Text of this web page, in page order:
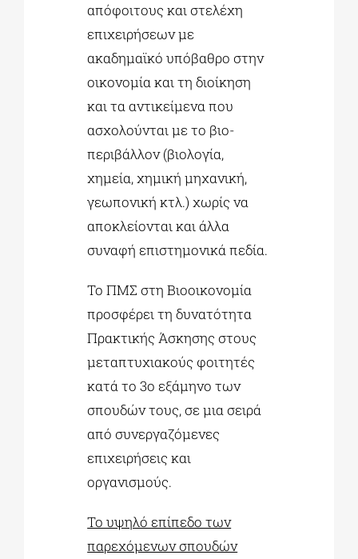
απόφοιτους και στελέχη
επιχειρήσεων με
ακαδημαϊκό υπόβαθρο στην
οικονομία και τη διοίκηση
και τα αντικείμενα που
ασχολούνται με το βιο-
περιβάλλον (βιολογία,
χημεία, χημική μηχανική,
γεωπονική κτλ.) χωρίς να
αποκλείονται και άλλα
συναφή επιστημονικά πεδία.
Το ΠΜΣ στη Βιοοικονομία
προσφέρει τη δυνατότητα
Πρακτικής Άσκησης στους
μεταπτυχιακούς φοιτητές
κατά το 3ο εξάμηνο των
σπουδών τους, σε μια σειρά
από συνεργαζόμενες
επιχειρήσεις και
οργανισμούς.
Το υψηλό επίπεδο των
παρεχόμενων σπουδών